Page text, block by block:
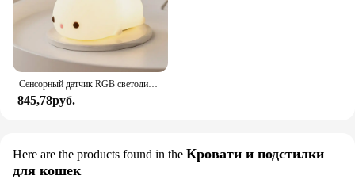
845,78руб.
Here are the products found in the Кровати и подстилки
для кошек